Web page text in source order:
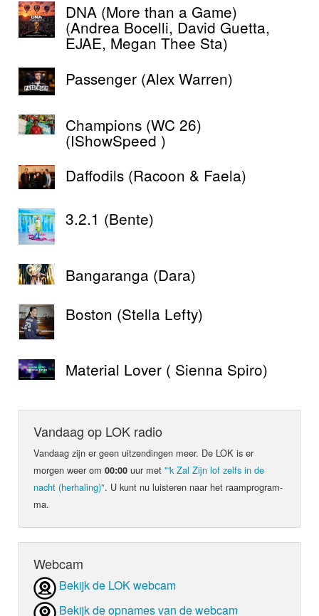
DNA (More than a Game)
(Andrea Bocelli, David Guetta,
EJAE, Megan Thee Sta)
Passenger (Alex Warren)
Champions (WC 26)
(IShowSpeed )
Daffodils (Racoon & Faela)
3.2.1 (Bente)
Bangaranga (Dara)
Boston (Stella Lefty)
Material Lover ( Sienna Spiro)
Vandaag op LOK radio
Vandaag zijn er geen uit­zen­din­gen meer. De LOK is er
morgen weer om00:00 uur met"'k Zal Zijn lof zelfs in de
nacht (herhaling)". U kunt nu luis­teren naar het raam­pro­gram­
ma.
Webcam
Bekijk de LOK webcam
Bekijk de opnames van de webcam